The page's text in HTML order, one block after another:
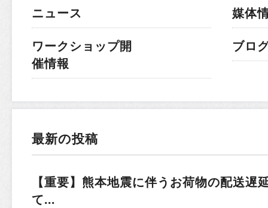
ニュース
ワークショップ開
催情報
媒体
ブロ
最新の投稿
【重要】熊本地震に伴うお荷物の配送遅
て...